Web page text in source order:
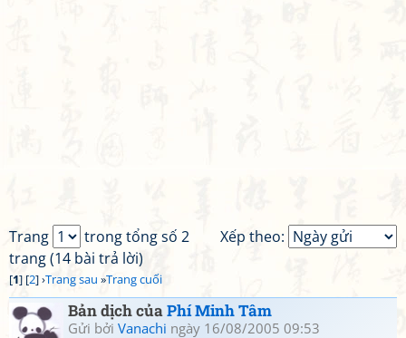
Xếp theo:
Trang
trong tổng số 2
trang (14 bài trả lời)
[1] [2] ›Trang sau »Trang cuối
Bản dịch củaPhí Minh Tâm
Gửi bởi Vanachi ngày 16/08/2005 09:53